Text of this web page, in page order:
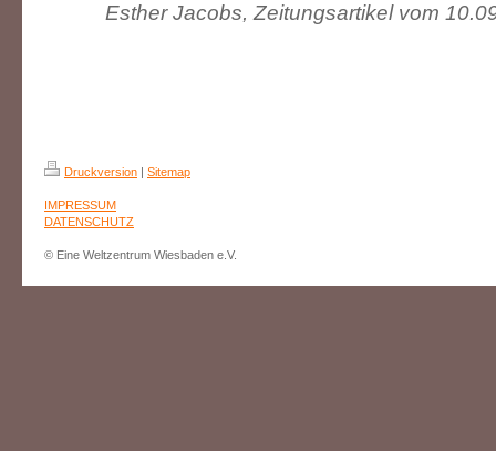
Esther Jacobs, Zeitungsartikel vom
Druckversion | Sitemap
IMPRESSUM
DATENSCHUTZ
© Eine Weltzentrum Wiesbaden e.V.